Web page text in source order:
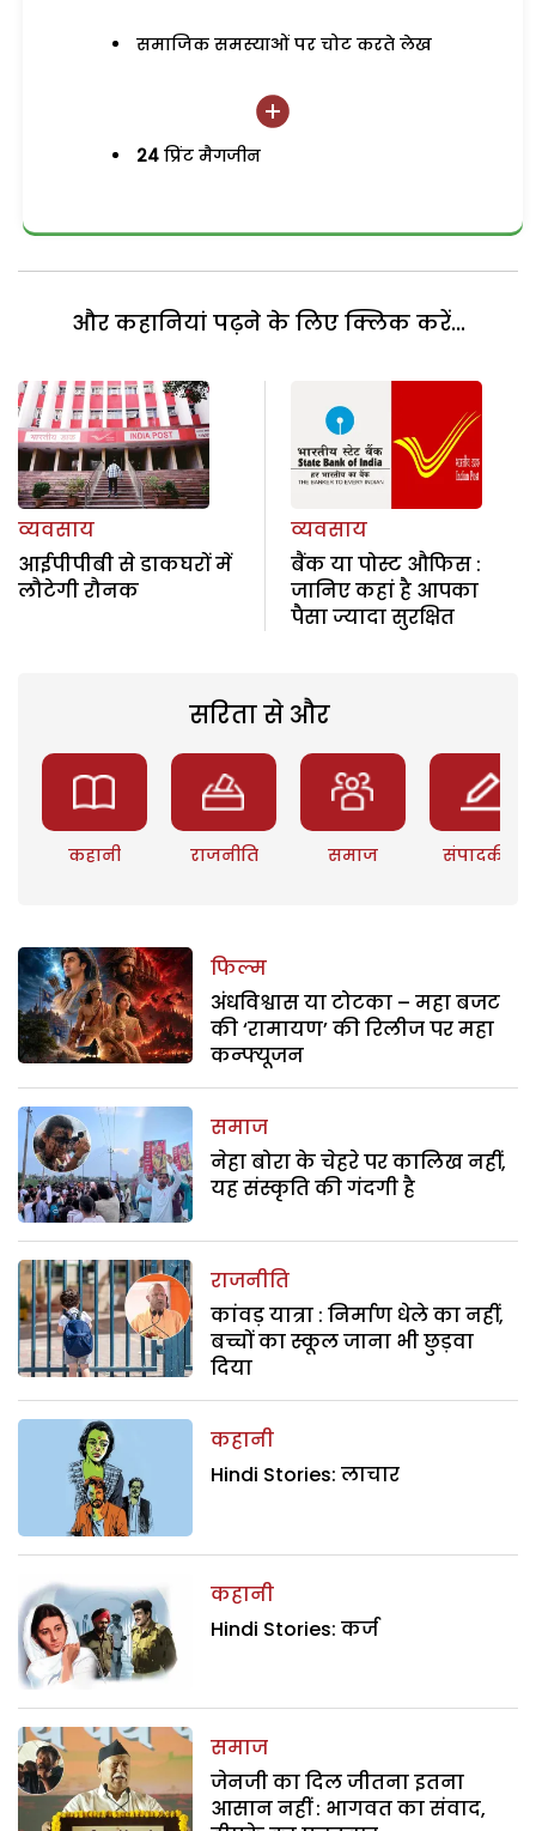
समाजिक समस्याओं पर चोट करते लेख
24 प्रिंट मैगजीन
और कहानियां पढ़ने के लिए क्लिक करें...
व्यवसाय
आईपीपीबी से डाकघरों में
लौटेगी रौनक
व्यवसाय
बैंक या पोस्ट औफिस :
जानिए कहां है आपका
पैसा ज्यादा सुरक्षित
सरिता से और
कहानी राजनीति समाज संपादकीय
फिल्म
अंधविश्वास या टोटका – महा बजट
की ‘रामायण’ की रिलीज पर महा
कन्फ्यूजन
समाज
नेहा बोरा के चेहरे पर कालिख नहीं,
यह संस्कृति की गंदगी है
राजनीति
कांवड़ यात्रा : निर्माण धेले का नहीं,
बच्चों का स्कूल जाना भी छुड़वा
दिया
कहानी
Hindi Stories: लाचार
कहानी
Hindi Stories: कर्ज
समाज
जेनजी का दिल जीतना इतना
आसान नहीं : भागवत का संवाद,